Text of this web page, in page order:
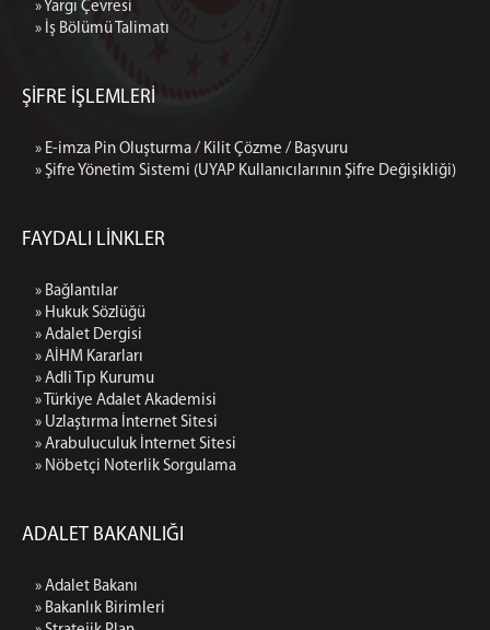
» Yargı Çevresi
» İş Bölümü Talimatı
ŞİFRE İŞLEMLERİ
» E-imza Pin Oluşturma / Kilit Çözme / Başvuru
» Şifre Yönetim Sistemi (UYAP Kullanıcılarının Şifre Değişikliği)
FAYDALI LİNKLER
» Bağlantılar
» Hukuk Sözlüğü
» Adalet Dergisi
» AİHM Kararları
» Adli Tıp Kurumu
» Türkiye Adalet Akademisi
» Uzlaştırma İnternet Sitesi
» Arabuluculuk İnternet Sitesi
» Nöbetçi Noterlik Sorgulama
ADALET BAKANLIĞI
» Adalet Bakanı
» Bakanlık Birimleri